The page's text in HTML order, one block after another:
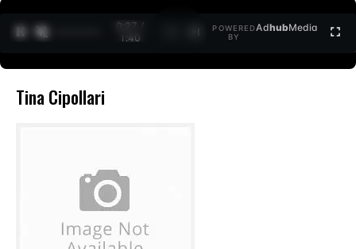
0:27 /
1:40
POWERED
BY
AdhubMedia
Tina Cipollari